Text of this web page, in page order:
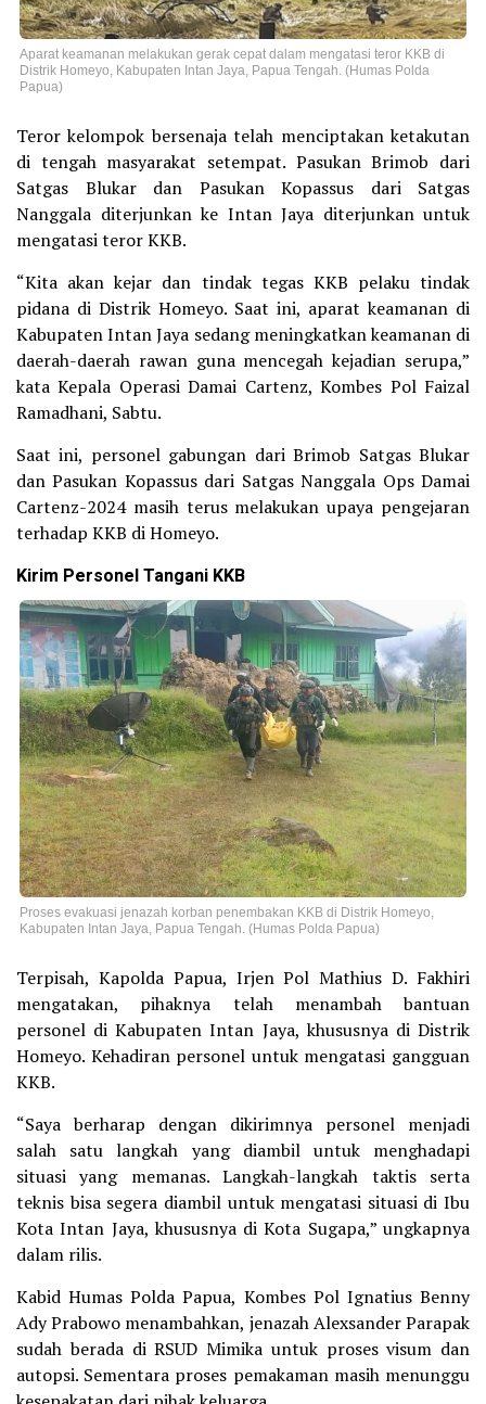
Aparat keamanan melakukan gerak cepat dalam mengatasi teror KKB di
Distrik Homeyo, Kabupaten Intan Jaya, Papua Tengah. (Humas Polda
Papua)
Teror kelompok bersenaja telah menciptakan ketakutan
di tengah masyarakat setempat. Pasukan Brimob dari
Satgas Blukar dan Pasukan Kopassus dari Satgas
Nanggala diterjunkan ke Intan Jaya diterjunkan untuk
mengatasi teror KKB.
“Kita akan kejar dan tindak tegas KKB pelaku tindak
pidana di Distrik Homeyo. Saat ini, aparat keamanan di
Kabupaten Intan Jaya sedang meningkatkan keamanan di
daerah-daerah rawan guna mencegah kejadian serupa,”
kata Kepala Operasi Damai Cartenz, Kombes Pol Faizal
Ramadhani, Sabtu.
Saat ini, personel gabungan dari Brimob Satgas Blukar
dan Pasukan Kopassus dari Satgas Nanggala Ops Damai
Cartenz-2024 masih terus melakukan upaya pengejaran
terhadap KKB di Homeyo.
Kirim Personel Tangani KKB
Proses evakuasi jenazah korban penembakan KKB di Distrik Homeyo,
Kabupaten Intan Jaya, Papua Tengah. (Humas Polda Papua)
Terpisah, Kapolda Papua, Irjen Pol Mathius D. Fakhiri
mengatakan, pihaknya telah menambah bantuan
personel di Kabupaten Intan Jaya, khususnya di Distrik
Homeyo. Kehadiran personel untuk mengatasi gangguan
KKB.
“Saya berharap dengan dikirimnya personel menjadi
salah satu langkah yang diambil untuk menghadapi
situasi yang memanas. Langkah-langkah taktis serta
teknis bisa segera diambil untuk mengatasi situasi di Ibu
Kota Intan Jaya, khususnya di Kota Sugapa,” ungkapnya
dalam rilis.
Kabid Humas Polda Papua, Kombes Pol Ignatius Benny
Ady Prabowo menambahkan, jenazah Alexsander Parapak
sudah berada di RSUD Mimika untuk proses visum dan
autopsi. Sementara proses pemakaman masih menunggu